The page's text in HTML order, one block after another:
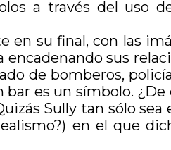
a través del uso
su final, con las
sus
de bomberos,
es un símbolo.
Sully tan sólo
en el que